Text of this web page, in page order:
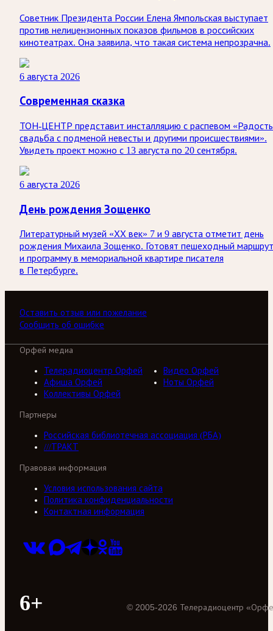
Советник Президента России Елена Ямпольская выступает
против нелицензионных показов фильмов в российских
кинотеатрах. Она заявила, что такая система непрозрачна.
6 августа 2026
Современная сказка
ТОН-ЦЕНТР представит инсталляцию с распевом
свадьба с подменой невесты и другими происшествиями».
Увидеть проект можно с 13 августа по 20 сентября.
6 августа 2026
День рождения Зощенко
Литературный музей «ХХ век» 7 и 9 августа отметит день
рождения Михаила Зощенко. Готовят пешеходный маршрут
и программу в мемориальной квартире писателя
в Петербурге.
Оставить отзыв или пожелание
Сообщить об ошибке
Орфей медиа
Телерадиоцентр Орфей
Видео Орфей
Афиша Орфей
Ноты Орфей
Коллективы Орфей
Партнеры
Российская библиотечная ассоциация (РБА)
///ТРАКТ
Правовая информация
Условия использования сайта
Политика конфиденциальности
Контактная информация
6+ © 2005-2026 Телерадиоцентр